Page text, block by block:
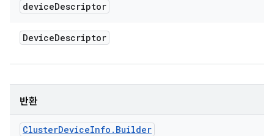
deviceDescriptor
DeviceDescriptor
반환
ClusterDeviceInfo . Builder